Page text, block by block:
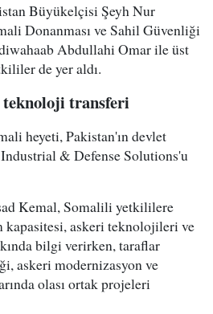
Büyükelçisi Şeyh Nur
Donanması ve Sahil Güvenliği
Abdullahi Omar ile üst
de yer aldı.
teknoloji transferi
heyeti, Pakistan'ın devlet
& Defense Solutions'u
Kemal, Somalili yetkililere
kapasitesi, askeri teknolojileri ve
bilgi verirken, taraflar
askeri modernizasyon ve
olası ortak projeleri